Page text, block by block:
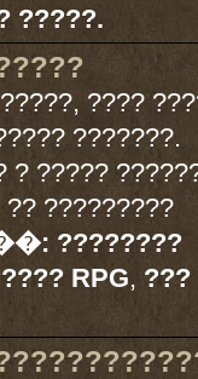
?????.
????
???????.
? ?????
?????????
????????
RPG, ???